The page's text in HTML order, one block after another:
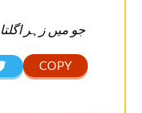
جو میں زہر